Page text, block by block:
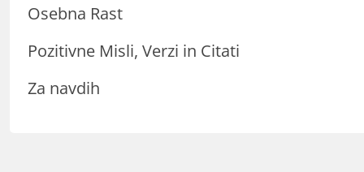
Osebna Rast
Pozitivne Misli, Verzi in Citati
Za navdih